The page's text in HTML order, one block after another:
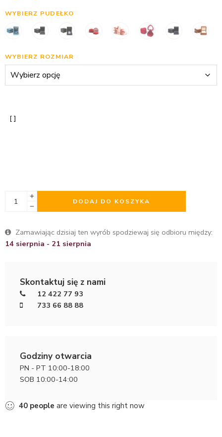
WYBIERZ PUDEŁKO
WYBIERZ ROZMIAR
DODAJ DO KOSZYKA
Zamawiając dzisiaj ten wyrób spodziewaj się odbioru między:
14 sierpnia - 21 sierpnia
Skontaktuj się z nami
12 422 77 93
733 66 88 88
Godziny otwarcia
PN - PT 10:00-18:00
SOB 10:00-14:00
40 people are viewing this right now